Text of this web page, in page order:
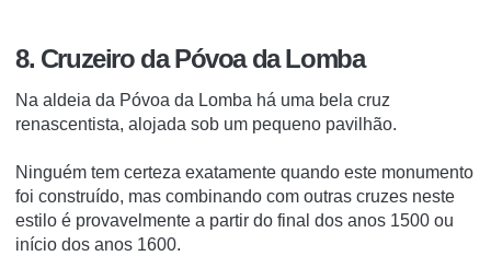
8. Cruzeiro da Póvoa da Lomba
Na aldeia da Póvoa da Lomba há uma bela cruz
renascentista, alojada sob um pequeno pavilhão.
Ninguém tem certeza exatamente quando este monumento
foi construído, mas combinando com outras cruzes neste
estilo é provavelmente a partir do final dos anos 1500 ou
início dos anos 1600.